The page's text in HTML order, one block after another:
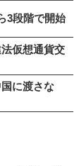
3段階で開始
仮想通貨交
に渡さな